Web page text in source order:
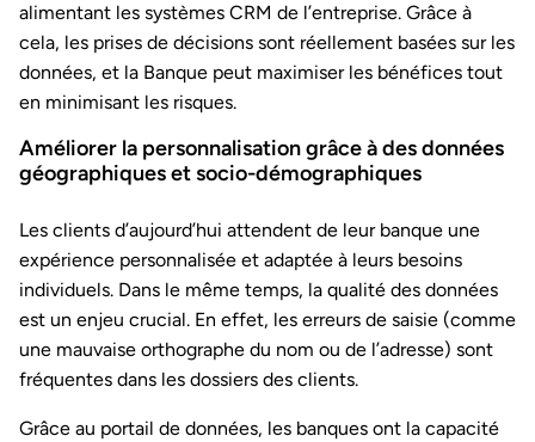
alimentant les systèmes CRM de l’entreprise. Grâce à
cela, les prises de décisions sont réellement basées sur les
données, et la Banque peut maximiser les bénéfices tout
en minimisant les risques.
Améliorer la personnalisation grâce à des données
géographiques et socio-démographiques
Les clients d’aujourd’hui attendent de leur banque une
expérience personnalisée et adaptée à leurs besoins
individuels. Dans le même temps, la qualité des données
est un enjeu crucial. En effet, les erreurs de saisie (comme
une mauvaise orthographe du nom ou de l’adresse) sont
fréquentes dans les dossiers des clients.
Grâce au portail de données, les banques ont la capacité